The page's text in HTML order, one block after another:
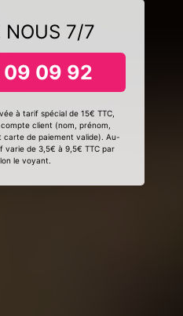
NOUS 7/7
09 92
à tarif spécial de 15€ TTC,
client (nom, prénom,
carte de paiement valide). Au-
varie de 3,5€ à 9,5€ TTC par
le voyant.